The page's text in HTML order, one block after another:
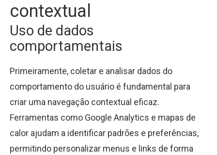
contextual
Uso de dados
comportamentais
Primeiramente, coletar e analisar dados do
comportamento do usuário é fundamental para
criar uma navegação contextual eficaz.
Ferramentas como Google Analytics e mapas de
calor ajudam a identificar padrões e preferências,
permitindo personalizar menus e links de forma